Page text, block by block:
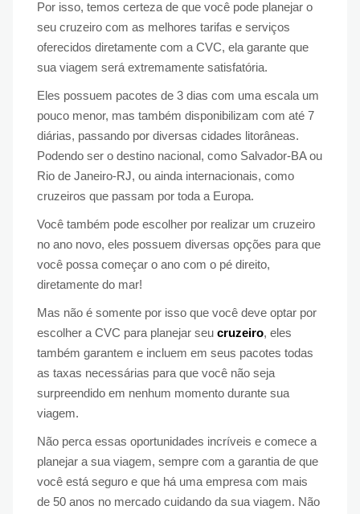
Por isso, temos certeza de que você pode planejar o
seu cruzeiro com as melhores tarifas e serviços
oferecidos diretamente com a CVC, ela garante que
sua viagem será extremamente satisfatória.
Eles possuem pacotes de 3 dias com uma escala um
pouco menor, mas também disponibilizam com até 7
diárias, passando por diversas cidades litorâneas.
Podendo ser o destino nacional, como Salvador-BA ou
Rio de Janeiro-RJ, ou ainda internacionais, como
cruzeiros que passam por toda a Europa.
Você também pode escolher por realizar um cruzeiro
no ano novo, eles possuem diversas opções para que
você possa começar o ano com o pé direito,
diretamente do mar!
Mas não é somente por isso que você deve optar por
escolher a CVC para planejar seu cruzeiro, eles
também garantem e incluem em seus pacotes todas
as taxas necessárias para que você não seja
surpreendido em nenhum momento durante sua
viagem.
Não perca essas oportunidades incríveis e comece a
planejar a sua viagem, sempre com a garantia de que
você está seguro e que há uma empresa com mais
de 50 anos no mercado cuidando da sua viagem. Não